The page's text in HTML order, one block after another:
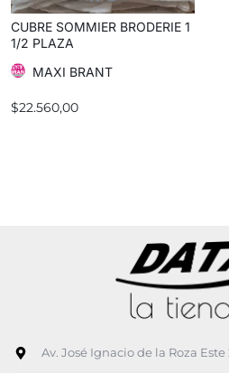
CUBRE SOMMIER BRODERIE 1
1/2 PLAZA
MAXI BRANT
$22.560,00
Av. José Ignacio de la Roza Este